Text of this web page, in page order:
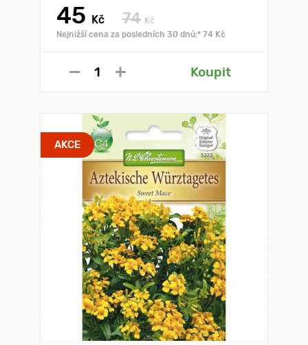
45 Kč 74 Kč
Nejnižší cena za posledních 30 dnů:* 74 Kč
Koupit
AKCE